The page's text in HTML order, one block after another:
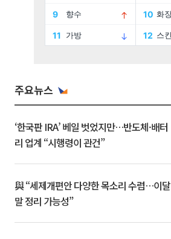
주요뉴스
‘한국판 IRA’ 베일 벗었지만…반도체·배터
리 업계 “시행령이 관건”
與 “세제개편안 다양한 목소리 수렴…이달
말 정리 가능성”